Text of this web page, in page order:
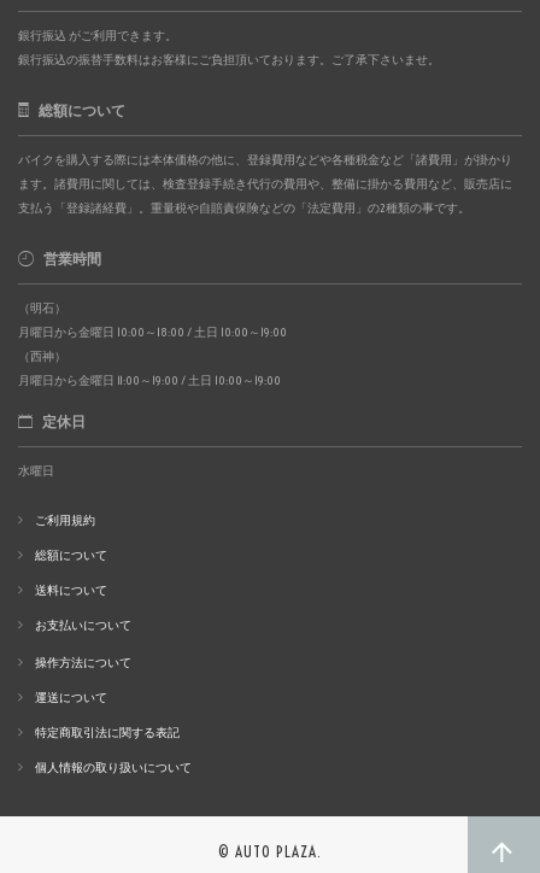
銀行振込 がご利用できます。
銀行振込の振替手数料はお客様にご負担頂いております。ご了承下さいませ。
総額について
バイクを購入する際には本体価格の他に、登録費用などや各種税金など「諸費用」が掛かり
ます。諸費用に関しては、検査登録手続き代行の費用や、整備に掛かる費用など、販売店に
支払う「登録諸経費」。重量税や自賠責保険などの「法定費用」の2種類の事です。
営業時間
（明石）
月曜日から金曜日 10:00～18:00 / 土日 10:00～19:00
（西神）
月曜日から金曜日 11:00～19:00 / 土日 10:00～19:00
定休日
水曜日
ご利用規約
総額について
送料について
お支払いについて
操作方法について
運送について
特定商取引法に関する表記
個人情報の取り扱いについて
© AUTO PLAZA.